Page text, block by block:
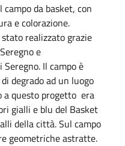
da basket, con
e colorazione.
realizzato grazie
e
Il campo è
degrado ad un luogo
a questo progetto era
gialli e blu del Basket
della città. Sul campo
geometriche astratte.